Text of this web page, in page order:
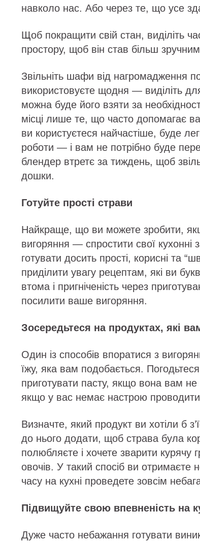
навколо нас. Або через те, що усе
Щоб покращити свій стан, виділіть
простору, щоб він став більш
Звільніть шафи від нагромадження
використовуєте щодня — виділіть
можна буде його взяти за
місці лише те, що часто допомагає
ви користуєтеся найчастіше, буде
роботи — і вам не потрібно буде
блендер втретє за тиждень, щоб
дошки.
Готуйте прості страви
Найкраще, що ви можете зробити,
вигоряння — спростити свої
готувати досить прості, корисні та
приділити увагу рецептам, які ви
втома і пригніченість через
посилити ваше вигоряння.
Зосередьтеся на продуктах, які
Один із способів впоратися з
їжу, яка вам подобається.
приготувати пасту, якщо вона вам
якщо у вас немає настрою проводити
Визначте, який продукт ви хотіли б
до нього додати, щоб страва була
полюбляєте і хочете зварити курячу
овочів. У такий спосіб ви отримаєте
часу на кухні проведете зовсім
Підвищуйте свою впевненість на
Дуже часто небажання готувати